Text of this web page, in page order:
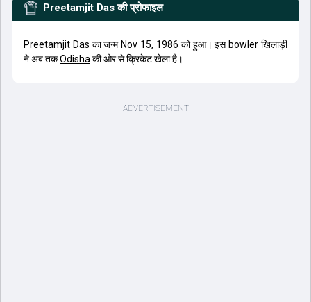
Preetamjit Das की प्रोफाइल
Preetamjit Das का जन्म Nov 15, 1986 को हुआ। इस bowler खिलाड़ी
ने अब तकOdisha की ओर से क्रिकेट खेला है।